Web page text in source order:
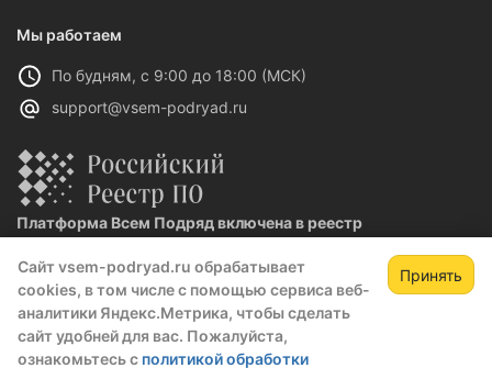
Сайт vsem-podryad.ru обрабатывает
cookies, в том числе с помощью сервиса веб-
аналитики Яндекс.Метрика, чтобы сделать
сайт удобней для вас. Пожалуйста,
ознакомьтесь с политикой обработки
Принять
Мы работаем
По будням, с 9:00 до 18:00 (МСК)
support@vsem-podryad.ru
Платформа Всем Подряд включена в реестр
Реестровая запись №32021 от 06.02.2026
Политика конфиденциальности